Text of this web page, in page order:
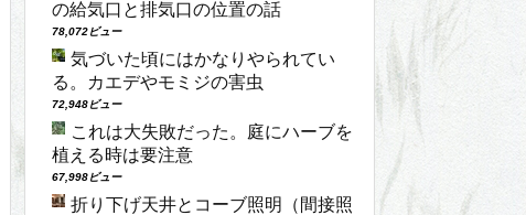
の給気口と排気口の位置の話
78,072ビュー
気づいた頃にはかなりやられてい
る。カエデやモミジの害虫
72,948ビュー
これは大失敗だった。庭にハーブを
植える時は要注意
67,998ビュー
折り下げ天井とコーブ照明（間接照